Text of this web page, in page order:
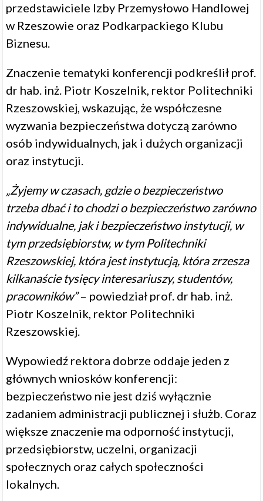
przedstawiciele Izby Przemysłowo Handlowej
w Rzeszowie oraz Podkarpackiego Klubu
Biznesu.
Znaczenie tematyki konferencji podkreślił prof.
dr hab. inż. Piotr Koszelnik, rektor Politechniki
Rzeszowskiej, wskazując, że współczesne
wyzwania bezpieczeństwa dotyczą zarówno
osób indywidualnych, jak i dużych organizacji
oraz instytucji.
„Żyjemy w czasach, gdzie o bezpieczeństwo
trzeba dbać i to chodzi o bezpieczeństwo zarówno
indywidualne, jak i bezpieczeństwo instytucji, w
tym przedsiębiorstw, w tym Politechniki
Rzeszowskiej, która jest instytucją, która zrzesza
kilkanaście tysięcy interesariuszy, studentów,
pracowników”– powiedział prof. dr hab. inż.
Piotr Koszelnik, rektor Politechniki
Rzeszowskiej.
Wypowiedź rektora dobrze oddaje jeden z
głównych wniosków konferencji:
bezpieczeństwo nie jest dziś wyłącznie
zadaniem administracji publicznej i służb. Coraz
większe znaczenie ma odporność instytucji,
przedsiębiorstw, uczelni, organizacji
społecznych oraz całych społeczności
lokalnych.